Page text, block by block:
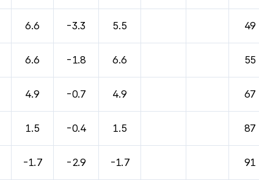
6.6 -3.3 5.5 49
6.6 -1.8 6.6 55
4.9 -0.7 4.9 67
1.5 -0.4 1.5 87
-1.7 -2.9 -1.7 91